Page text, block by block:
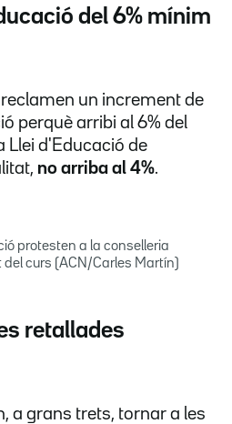
del 6% mínim
un increment de
perquè arribi al 6% del
Llei d'Educació de
no arriba al 4%.
protesten a la conselleria
curs (ACN/Carles Martín)
retallades
a grans trets, tornar a les